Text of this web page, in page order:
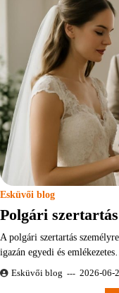
Esküvői blog
Polgári
A polgári szertartás
igazán egyedi és emlékezetes…
Esküvői blog 2026-06-